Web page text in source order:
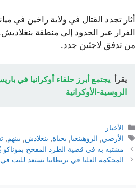
أثار تجدد القتال في ولاية راخين
الفرار عبر الحدود إلى منطقة
من تدفق لاجئين جدد.
يقرأ يجتمع أبرز حلفاء أوكرانيا
الروسية‑الأوكرانية
التصنيفات
الأخبار
الوسوم
الأرضي, الروهينغيا, بحياة, بنغلادش, بينهم,
مشتبه به في قضية الطرد المفخخ بموناكو
المحكمة العليا في بريطانيا تستعد